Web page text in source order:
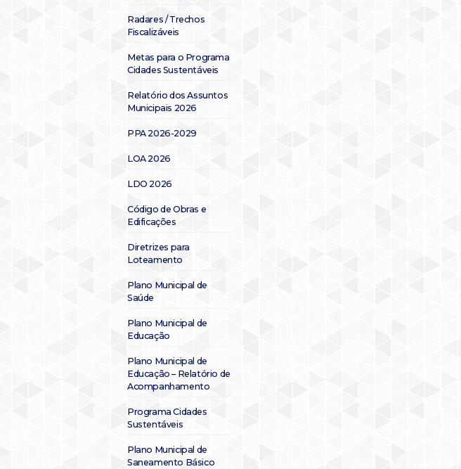
Radares / Trechos
Fiscalizáveis
Metas para o Programa
Cidades Sustentáveis
Relatório dos Assuntos
Municipais 2026
PPA 2026-2029
LOA 2026
LDO 2026
Código de Obras e
Edificações
Diretrizes para
Loteamento
Plano Municipal de
Saúde
Plano Municipal de
Educação
Plano Municipal de
Educação – Relatório de
Acompanhamento
Programa Cidades
Sustentáveis
Plano Municipal de
Saneamento Básico